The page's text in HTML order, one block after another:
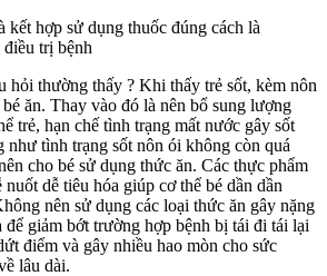
hỏi thường thấy ? Khi thấy trẻ sốt, kèm nôn
ăn. Thay vào đó là nên bổ sung lượng
trẻ, hạn chế tình trạng mất nước gây sốt
như tình trạng sốt nôn ói không còn quá
cho bé sử dụng thức ăn. Các thực phẩm
dễ tiêu hóa giúp cơ thể bé dần dần
nên sử dụng các loại thức ăn gây nặng
để giảm bớt trường hợp bệnh bị tái đi tái lại
điểm và gây nhiều hao mòn cho sức
lâu dài.